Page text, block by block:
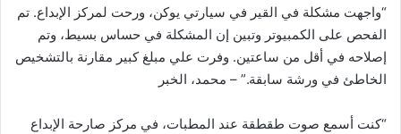
“واجهت مشكلة في القير في سيارتي يوكن، ورحت لمركز الإبداع. تم
الفحص على الكمبيوتر وتبين إن المشكلة في حساس بسيط، وتم
إصلاحه في أقل من ساعتين. وفرت علي مبلغ كبير مقارنة بالتشخيص
الخاطئ في ورشة سابقة.” – محمد، الخبر
“كنت أسمع صوت طقطقة عند المطبات، في مركز صارحة الإبداع